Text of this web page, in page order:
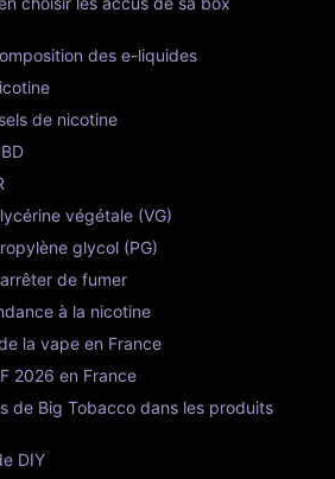
des e-liquides
de nicotine
végétale (VG)
glycol (PG)
de fumer
à la nicotine
la vape en France
2026 en France
de Big Tobacco dans les produits
DIY